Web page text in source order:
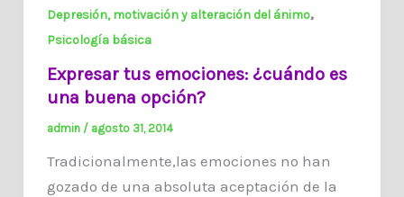
Depresión, motivación y alteración del ánimo,
Psicología básica
Expresar tus emociones: ¿cuándo es
una buena opción?
admin / agosto 31, 2014
Tradicionalmente,las emociones no han
gozado de una absoluta aceptación de la